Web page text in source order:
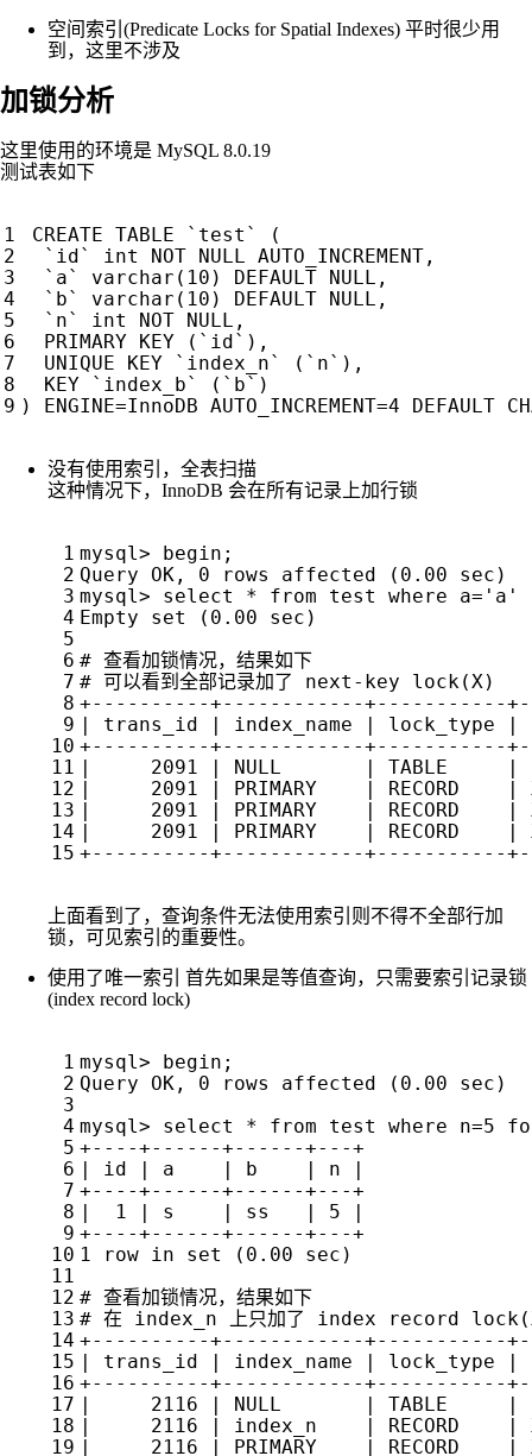
空间索引(Predicate Locks for Spatial Indexes) 平时很少用
到，这里不涉及
加锁分析
这里使用的环境是 MySQL 8.0.19
测试表如下
CREATE TABLE ` test `
(
` id ` int NOT NULL AUTO_INCREMENT ,
` a ` varchar ( 10 ) DEFAULT NULL ,
` b ` varchar ( 10 ) DEFAULT NULL ,
` n ` int NOT NULL ,
PRIMARY
KEY ( ` id ` ),
UNIQUE
KEY ` index_n ` ( ` n ` ),
KEY
` index_b ` ( ` b ` )
)
ENGINE=InnoDB AUTO_INCREMENT=4 DEFAULT
没有使用索引，全表扫描
这种情况下，InnoDB 会在所有记录上加行锁
上面看到了，查询条件无法使用索引则不得不全部行加
锁，可见索引的重要性。
使用了唯一索引 首先如果是等值查询，只需要索引记录锁
(index record lock)